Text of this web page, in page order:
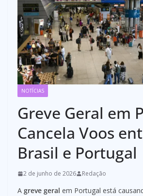
NOTÍCIAS
Greve Geral em
Cancela Voos
Brasil e Portugal
2 de junho de 2026 Redação
A greve geral em Portugal está